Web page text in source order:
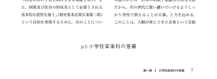
p.6 小学校音楽科の意義